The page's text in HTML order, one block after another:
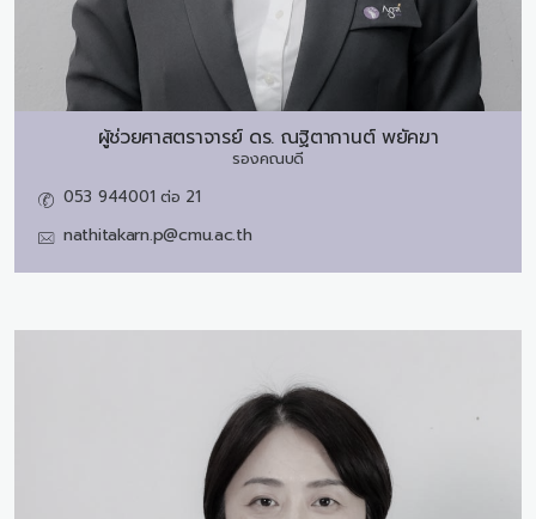
ผู้ช่วยศาสตราจารย์ ดร. ณฐิตากานต์ พยัคฆา
รองคณบดี
053 944001 ต่อ 21
nathitakarn.p@cmu.ac.th